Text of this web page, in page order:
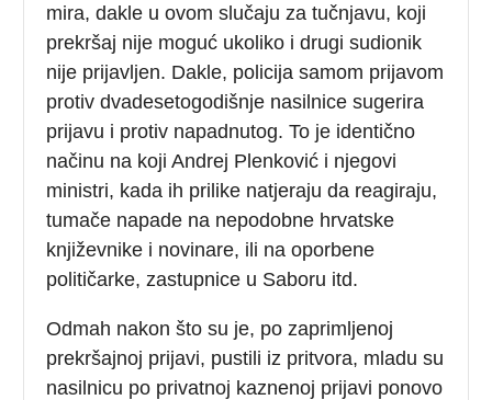
mira, dakle u ovom slučaju za tučnjavu, koji
prekršaj nije moguć ukoliko i drugi sudionik
nije prijavljen. Dakle, policija samom prijavom
protiv dvadesetogodišnje nasilnice sugerira
prijavu i protiv napadnutog. To je identično
načinu na koji Andrej Plenković i njegovi
ministri, kada ih prilike natjeraju da reagiraju,
tumače napade na nepodobne hrvatske
književnike i novinare, ili na oporbene
političarke, zastupnice u Saboru itd.
Odmah nakon što su je, po zaprimljenoj
prekršajnoj prijavi, pustili iz pritvora, mladu su
nasilnicu po privatnoj kaznenoj prijavi ponovo